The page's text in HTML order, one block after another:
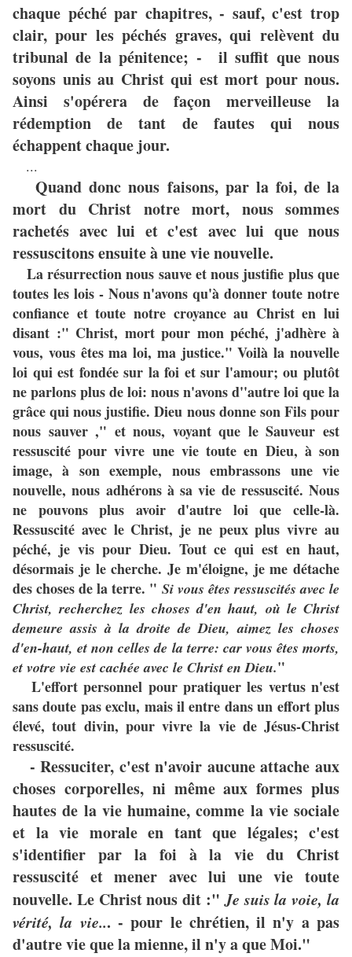
chaque péché par chapitres, - sauf, c'est trop
clair, pour les péchés graves, qui relèvent du
tribunal de la pénitence; - il suffit que nous
soyons unis au Christ qui est mort pour nous.
Ainsi s'opérera de façon merveilleuse la
rédemption de tant de fautes qui nous
échappent chaque jour.
...
Quand donc nous faisons, par la foi, de la
mort du Christ notre mort, nous sommes
rachetés avec lui et c'est avec lui que nous
ressuscitons ensuite à une vie nouvelle.
La résurrection nous sauve et nous justifie plus que
toutes les lois - Nous n'avons qu'à donner toute notre
confiance et toute notre croyance au Christ en lui
disant :" Christ, mort pour mon péché, j'adhère à
vous, vous êtes ma loi, ma justice." Voilà la nouvelle
loi qui est fondée sur la foi et sur l'amour; ou plutôt
ne parlons plus de loi: nous n'avons d''autre loi que la
grâce qui nous justifie. Dieu nous donne son Fils pour
nous sauver ," et nous, voyant que le Sauveur est
ressuscité pour vivre une vie toute en Dieu, à son
image, à son exemple, nous embrassons une vie
nouvelle, nous adhérons à sa vie de ressuscité. Nous
ne pouvons plus avoir d'autre loi que celle-là.
Ressuscité avec le Christ, je ne peux plus vivre au
péché, je vis pour Dieu. Tout ce qui est en haut,
désormais je le cherche. Je m'éloigne, je me détache
des choses de la terre. " Si vous êtes ressuscités avec le
Christ, recherchez les choses d'en haut, où le Christ
demeure assis à la droite de Dieu, aimez les choses
d'en-haut, et non celles de la terre: car vous êtes morts,
et votre vie est cachée avec le Christ en Dieu."
L'effort personnel pour pratiquer les vertus n'est
sans doute pas exclu, mais il entre dans un effort plus
élevé, tout divin, pour vivre la vie de Jésus-Christ
ressuscité.
- Ressuciter, c'est n'avoir aucune attache aux
choses corporelles, ni même aux formes plus
hautes de la vie humaine, comme la vie sociale
et la vie morale en tant que légales; c'est
s'identifier par la foi à la vie du Christ
ressuscité et mener avec lui une vie toute
nouvelle. Le Christ nous dit :"Je suis la voie, la
vérité, la vie... - pour le chrétien, il n'y a pas
d'autre vie que la mienne, il n'y a que Moi."